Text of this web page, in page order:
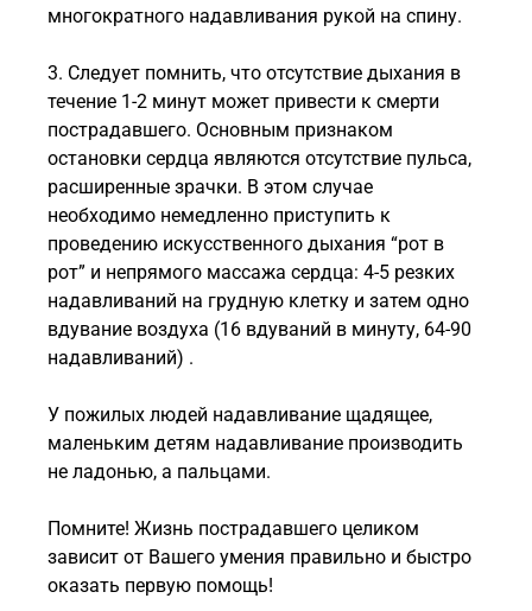
многократного надавливания рукой на спину.
3. Следует помнить, что отсутствие дыхания в
течение 1-2 минут может привести к смерти
пострадавшего. Основным признаком
остановки сердца являются отсутствие пульса,
расширенные зрачки. В этом случае
необходимо немедленно приступить к
проведению искусственного дыхания “рот в
рот” и непрямого массажа сердца: 4-5 резких
надавливаний на грудную клетку и затем одно
вдувание воздуха (16 вдуваний в минуту, 64-90
надавливаний) .
У пожилых людей надавливание щадящее,
маленьким детям надавливание производить
не ладонью, а пальцами.
Помните! Жизнь пострадавшего целиком
зависит от Вашего умения правильно и быстро
оказать первую помощь!